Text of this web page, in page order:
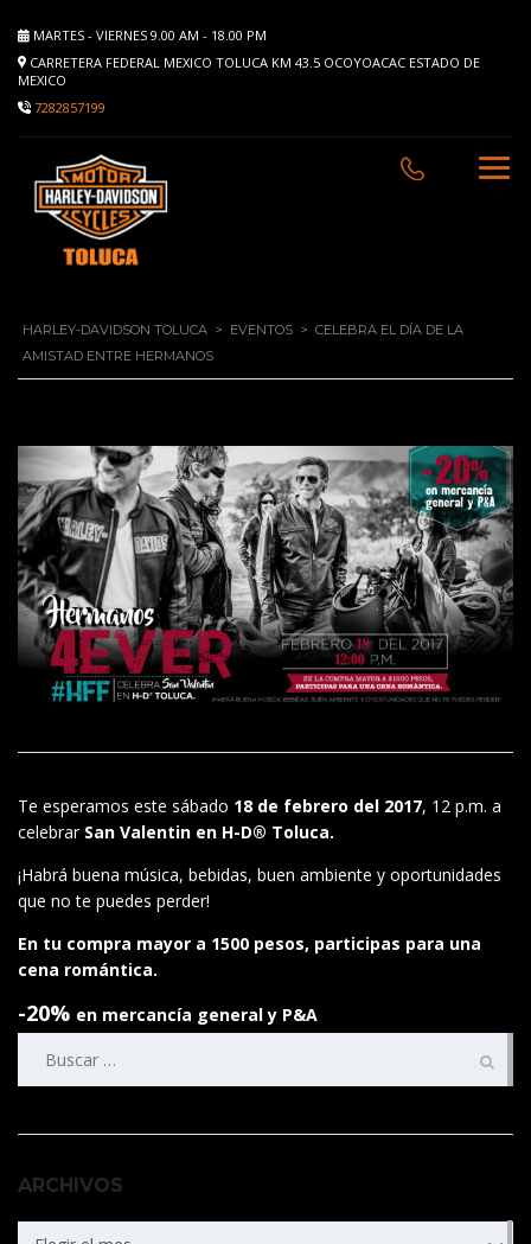
MARTES - VIERNES 9.00 AM - 18.00 PM
CARRETERA FEDERAL MEXICO TOLUCA KM 43.5 OCOYOACAC ESTADO DE
MEXICO
7282857199
HARLEY-DAVIDSON TOLUCA > EVENTOS > CELEBRA EL DÍA DE LA
AMISTAD ENTRE HERMANOS
Te esperamos este sábado 18 de febrero del 2017, 12 p.m. a
celebrar San Valentin en H-D® Toluca.
¡Habrá buena música, bebidas, buen ambiente y oportunidades
que no te puedes perder!
En tu compra mayor a 1500 pesos, participas para una
cena romántica.
-20% en mercancía general y P&A
ARCHIVOS
ARCHIVOS